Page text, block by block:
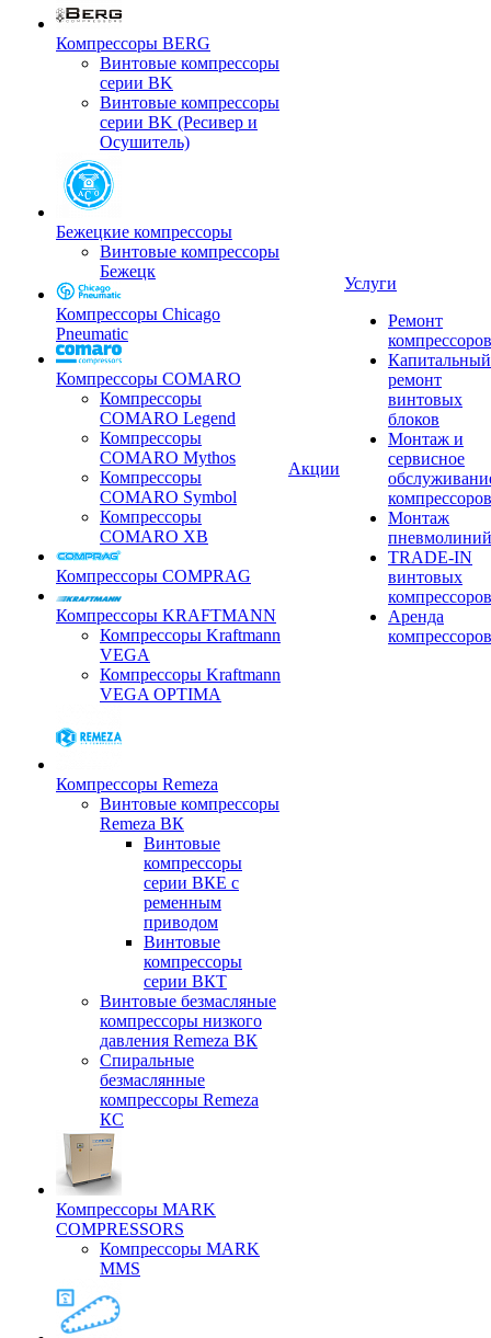
Компрессоры BERG
Винтовые компрессоры
серии BK
Винтовые компрессоры
серии BK (Ресивер и
Осушитель)
Бежецкие компрессоры
Винтовые компрессоры
Бежецк
Компрессоры Chicago
Pneumatic
Компрессоры COMARO
Компрессоры
COMARO Legend
Компрессоры
COMARO Mythos
Компрессоры
COMARO Symbol
Компрессоры
COMARO XB
Компрессоры COMPRAG
Компрессоры KRAFTMANN
Компрессоры Kraftmann
VEGA
Компрессоры Kraftmann
VEGA OPTIMA
Компрессоры Remeza
Винтовые компрессоры
Remeza ВК
Винтовые
компрессоры
серии ВКЕ с
ременным
приводом
Винтовые
компрессоры
серии ВКТ
Винтовые безмасляные
компрессоры низкого
давления Remeza ВК
Спиральные
безмаслянные
компрессоры Remeza
КС
Компрессоры MARK
COMPRESSORS
Компрессоры MARK
MMS
Акции
Услуги
Ремонт
компрессоров
Капитальный
ремонт
винтовых
блоков
Монтаж и
сервисное
компрессоров
Монтаж
пневмолиний
TRADE-IN
винтовых
компрессоров
Аренда
компрессоров